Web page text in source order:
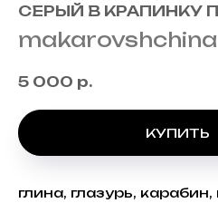
СЕРЫЙ В КРАПИНКУ
makarovshchina
5 000 р.
КУПИТЬ
глина, глазурь,